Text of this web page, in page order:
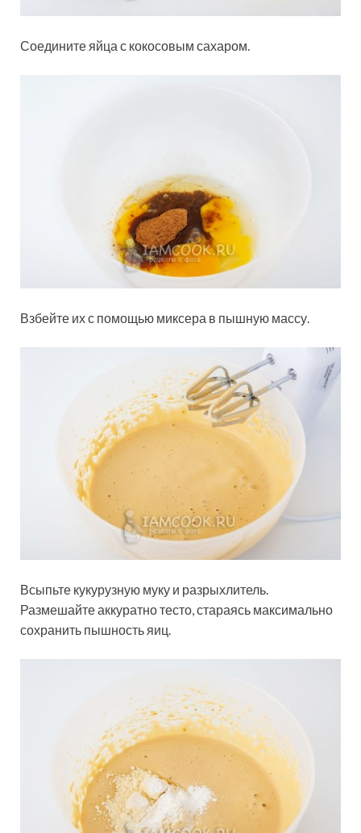
Соедините яйца с кокосовым сахаром.
Взбейте их с помощью миксера в пышную массу.
Всыпьте кукурузную муку и разрыхлитель.
Размешайте аккуратно тесто, стараясь максимально
сохранить пышность яиц.